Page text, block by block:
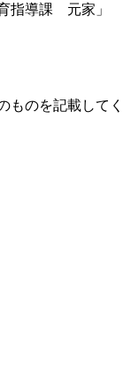
指導課 元家」
ものを記載してく